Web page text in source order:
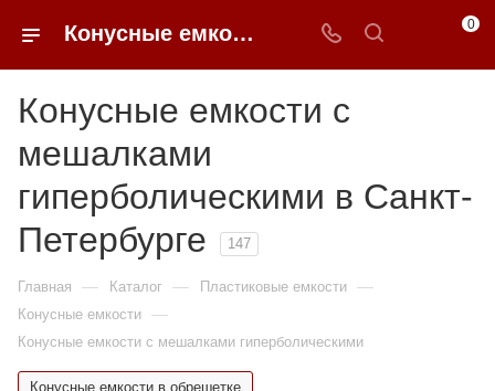
Конусные емкости с мешалками гиперболическими недорого в Санкт-Петербурге | 0FFER 0
Конусные емкости с
мешалками
гиперболическими в Санкт-
Петербурге
147
Главная — Каталог — Пластиковые емкости —
Конусные емкости —
Конусные емкости с мешалками гиперболическими
Конусные емкости в обрешетке